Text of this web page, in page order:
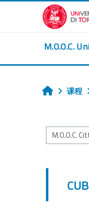
跳到主要内容
M.O.O.C.
首页课程
课程类别